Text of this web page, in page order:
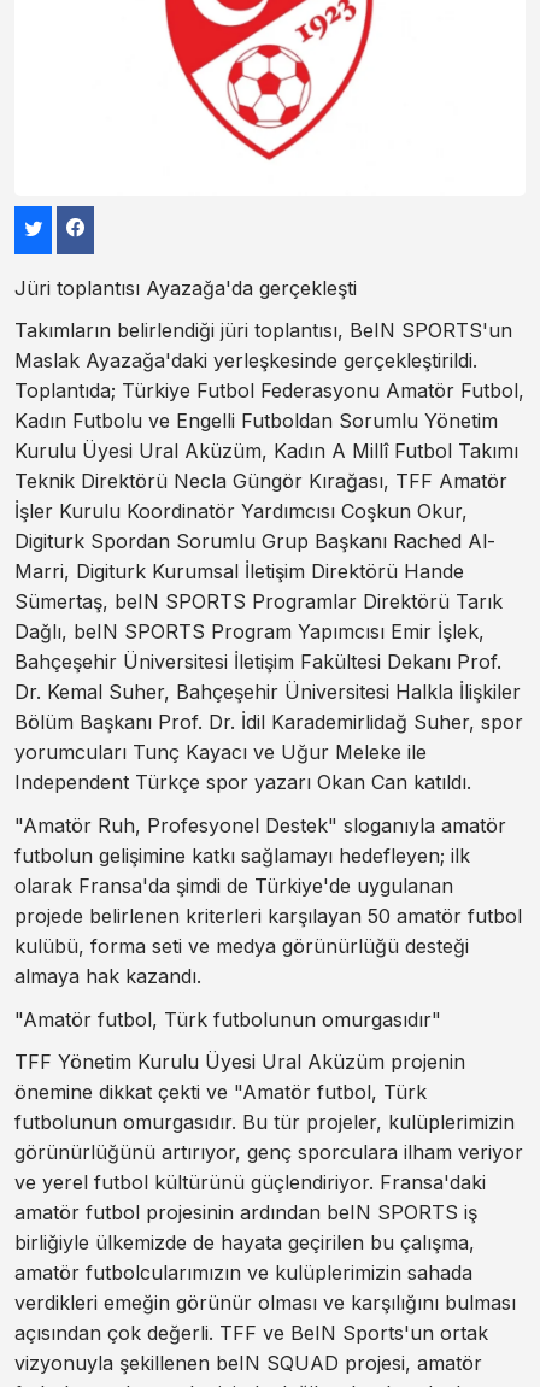
Jüri toplantısı Ayazağa'da gerçekleşti
Takımların belirlendiği jüri toplantısı, BeIN SPORTS'un
Maslak Ayazağa'daki yerleşkesinde gerçekleştirildi.
Toplantıda; Türkiye Futbol Federasyonu Amatör Futbol,
Kadın Futbolu ve Engelli Futboldan Sorumlu Yönetim
Kurulu Üyesi Ural Aküzüm, Kadın A Millî Futbol Takımı
Teknik Direktörü Necla Güngör Kırağası, TFF Amatör
İşler Kurulu Koordinatör Yardımcısı Coşkun Okur,
Digiturk Spordan Sorumlu Grup Başkanı Rached Al-
Marri, Digiturk Kurumsal İletişim Direktörü Hande
Sümertaş, beIN SPORTS Programlar Direktörü Tarık
Dağlı, beIN SPORTS Program Yapımcısı Emir İşlek,
Bahçeşehir Üniversitesi İletişim Fakültesi Dekanı Prof.
Dr. Kemal Suher, Bahçeşehir Üniversitesi Halkla İlişkiler
Bölüm Başkanı Prof. Dr. İdil Karademirlidağ Suher, spor
yorumcuları Tunç Kayacı ve Uğur Meleke ile
Independent Türkçe spor yazarı Okan Can katıldı.
"Amatör Ruh, Profesyonel Destek" sloganıyla amatör
futbolun gelişimine katkı sağlamayı hedefleyen; ilk
olarak Fransa'da şimdi de Türkiye'de uygulanan
projede belirlenen kriterleri karşılayan 50 amatör futbol
kulübü, forma seti ve medya görünürlüğü desteği
almaya hak kazandı.
"Amatör futbol, Türk futbolunun omurgasıdır"
TFF Yönetim Kurulu Üyesi Ural Aküzüm projenin
önemine dikkat çekti ve "Amatör futbol, Türk
futbolunun omurgasıdır. Bu tür projeler, kulüplerimizin
görünürlüğünü artırıyor, genç sporculara ilham veriyor
ve yerel futbol kültürünü güçlendiriyor. Fransa'daki
amatör futbol projesinin ardından beIN SPORTS iş
birliğiyle ülkemizde de hayata geçirilen bu çalışma,
amatör futbolcularımızın ve kulüplerimizin sahada
verdikleri emeğin görünür olması ve karşılığını bulması
açısından çok değerli. TFF ve BeIN Sports'un ortak
vizyonuyla şekillenen beIN SQUAD projesi, amatör